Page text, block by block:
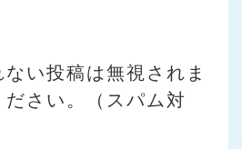
い投稿は無視されま
さい。（スパム対